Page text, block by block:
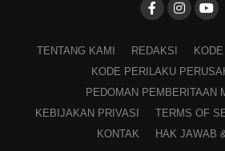
TENTANG KAMI REDAKSI
KODE PERILAKU
PEDOMAN PEMBERITAAN
KEBIJAKAN PRIVASI
TERMS OF
KONTAK
HAK JAWAB